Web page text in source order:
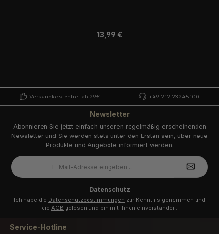
Regulärer Preis:
13,99 €
Versandkostenfrei ab 29€ +49 212 23245100
Newsletter
Abonnieren Sie jetzt einfach unseren regelmäßig erscheinenden
Newsletter und Sie werden stets unter den Ersten sein, über neue
Produkte und Angebote informiert werden.
E-
Mail-
Adresse
Datenschutz
Ich habe die Datenschutzbestimmungen zur Kenntnis genommen und
die AGB gelesen und bin mit ihnen einverstanden.
Service-Hotline